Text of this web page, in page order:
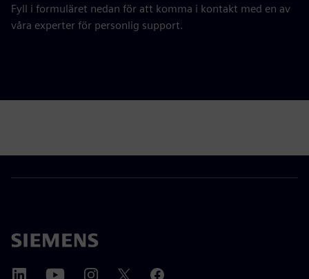
Fyll i formuläret nedan för att komma i kontakt med en av
våra experter för personlig support.